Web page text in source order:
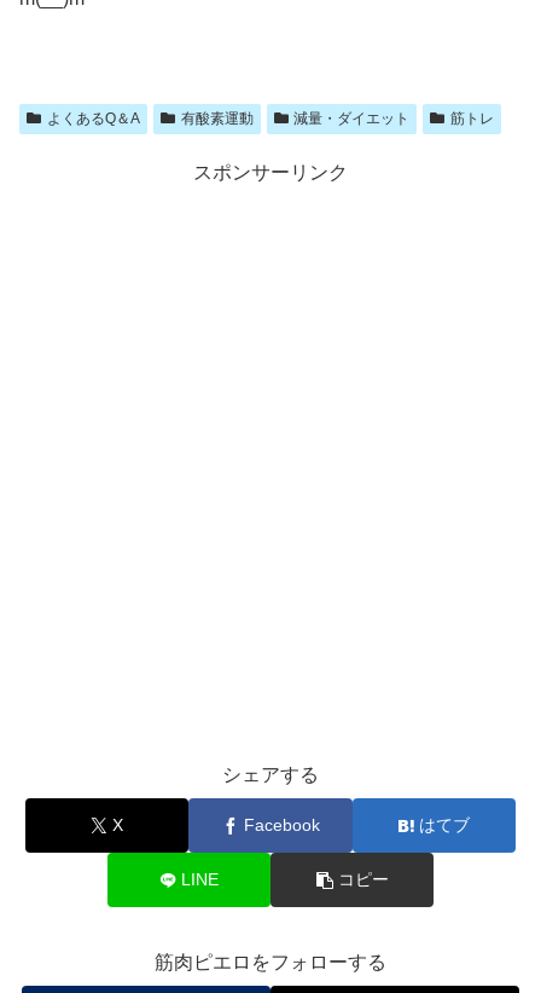
よくあるQ＆A 有酸素運動 減量・ダイエット 筋トレ
スポンサーリンク
シェアする
X Facebook はてブ
LINE コピー
筋肉ピエロをフォローする